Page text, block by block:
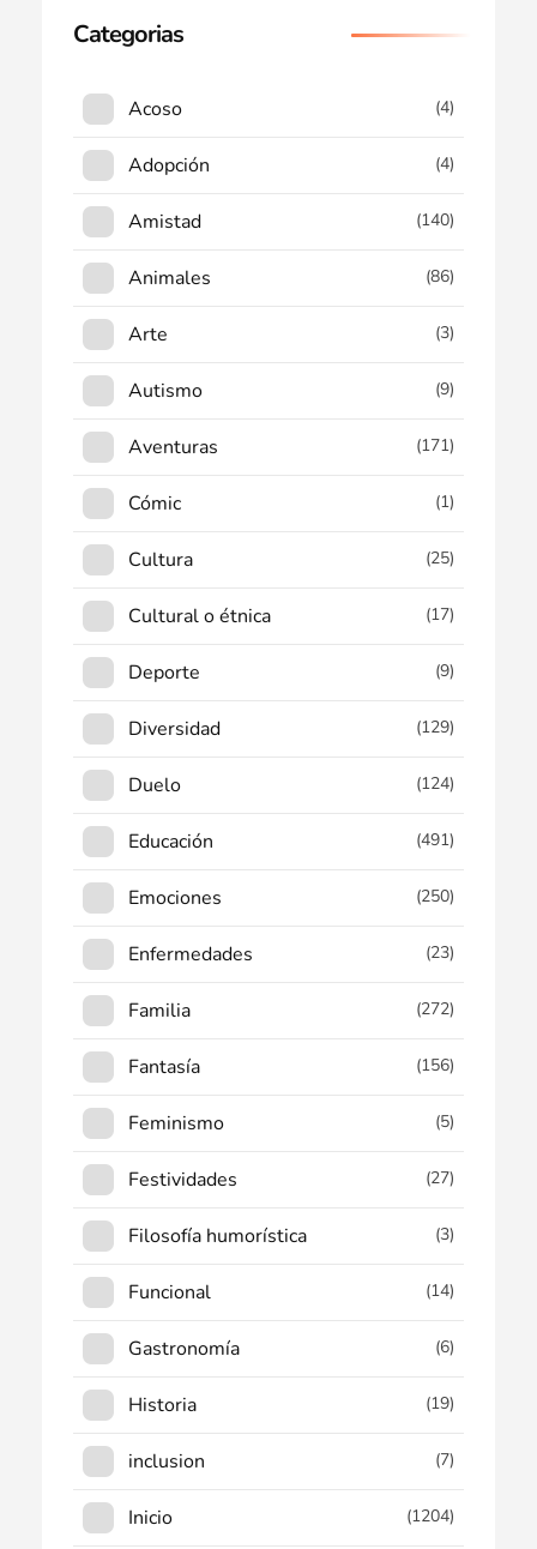
Categorias
Acoso (4)
Adopción (4)
Amistad (140)
Animales (86)
Arte (3)
Autismo (9)
Aventuras (171)
Cómic (1)
Cultura (25)
Cultural o étnica (17)
Deporte (9)
Diversidad (129)
Duelo (124)
Educación (491)
Emociones (250)
Enfermedades (23)
Familia (272)
Fantasía (156)
Feminismo (5)
Festividades (27)
Filosofía humorística (3)
Funcional (14)
Gastronomía (6)
Historia (19)
inclusion (7)
Inicio (1204)